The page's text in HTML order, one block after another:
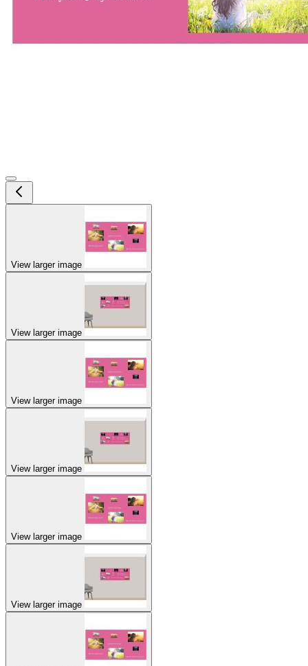
View larger image
View larger image
View larger image
View larger image
View larger image
View larger image